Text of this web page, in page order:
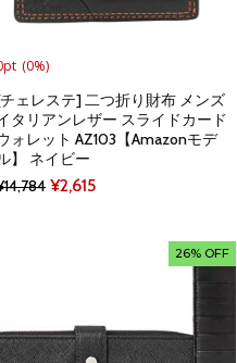
(0%)
ェレステ] 二つ折り財布 メンズ
タリアンレザー スライドカード
ォレット AZ103【Amazonモデ
】 ネイビー
14,784 Original
¥2,615Current
26% OFF